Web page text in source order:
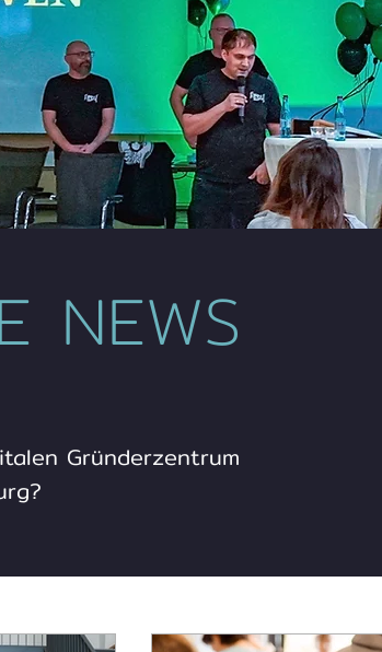
NEWS
Gründerzentrum